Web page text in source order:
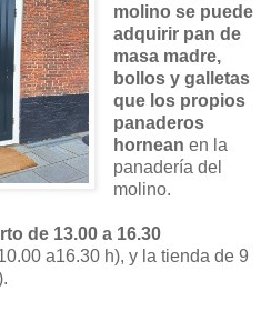
molino se puede
adquirir pan de
masa madre,
bollos y galletas
que los propios
panaderos
hornean en la
panadería del
molino.
de 13.00 a 16.30
a16.30 h), y la tienda de 9